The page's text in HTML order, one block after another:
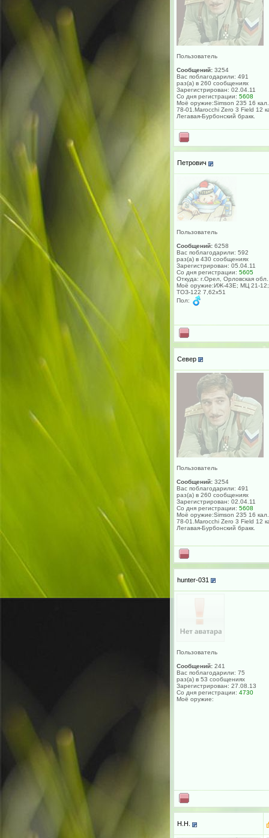
Пользователь
Сообщений: 3254
Вас поблагодарили: 491
раз(а) в 260 сообщениях
Зарегистрирован: 02.04.11
Со дня регистрации: 5608
Моё оружие:Simson 235 16
78-01.Marocchi Zero 3 Field 12
Легавая-Бурбонский бракк.
Петрович
Пользователь
Сообщений: 6258
Вас поблагодарили: 592
раз(а) в 430 сообщениях
Зарегистрирован: 05.04.11
Со дня регистрации: 5605
Откуда: г.Орел, Орловская
Моё оружие:ИЖ-43Е; МЦ 21-12;
ТОЗ-122 7,62х51
Пол:
Север
Пользователь
Сообщений: 3254
Вас поблагодарили: 491
раз(а) в 260 сообщениях
Зарегистрирован: 02.04.11
Со дня регистрации: 5608
Моё оружие:Simson 235 16
78-01.Marocchi Zero 3 Field 12
Легавая-Бурбонский бракк.
hunter-031
Пользователь
Сообщений: 241
Вас поблагодарили: 75
раз(а) в 53 сообщениях
Зарегистрирован: 27.08.13
Со дня регистрации: 4730
Моё оружие:
H.H.